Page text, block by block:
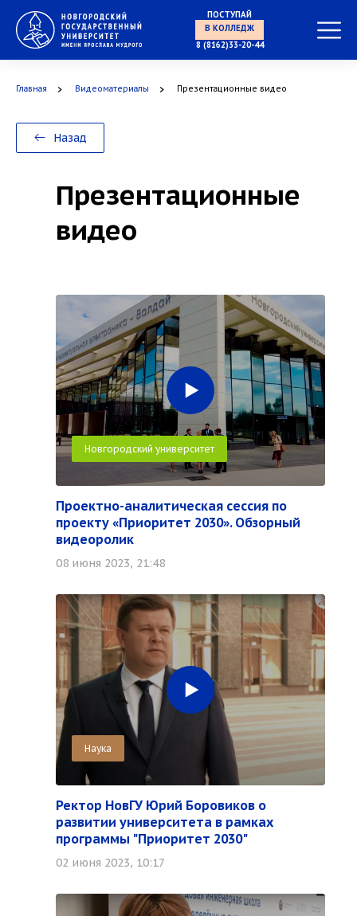
ПОСТУПАЙ
В ОРДИНАТУРУ
8 (8162)33-20-44
Главная Видеоматериалы Презентационные видео
Назад
Презентационные
видео
Новгородский университет
Проектно-аналитическая сессия по
проекту «Приоритет 2030». Обзорный
видеоролик
08 июня 2023, 21:48
Наука
Ректор НовГУ Юрий Боровиков о
развитии университета в рамках
программы "Приоритет 2030"
02 июня 2023, 10:17